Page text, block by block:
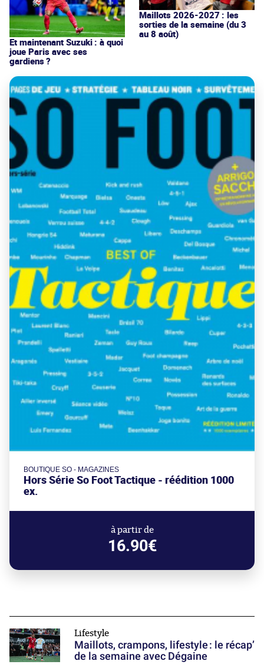
Et maintenant Suzuki : à quoi
joue Paris avec ses
gardiens ?
Maillots 2026-2027 : les
sorties de la semaine (du 3
au 8 août)
BOUTIQUE SO - MAGAZINES
Hors Série So Foot Tactique - réédition 1000
ex.
à partir de
16.90€
Lifestyle
Maillots, crampons, lifestyle : le récap’
de la semaine avec Dégaine